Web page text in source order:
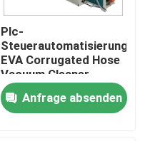
Plc-
Steuerautomatisierungs-
EVA Corrugated Hose
Vacuum Cleaner-
Schlauch-
Verdrängungs-
Ausrüstung
Anfrage absenden